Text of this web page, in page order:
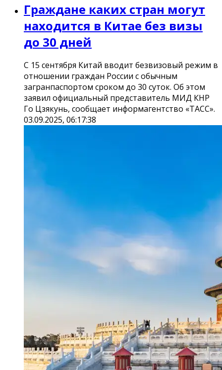
Граждане каких стран могут
находится в Китае без визы
до 30 дней
С 15 сентября Китай вводит безвизовый режим в
отношении граждан России с обычным
загранпаспортом сроком до 30 суток. Об этом
заявил официальный представитель МИД КНР
Го Цзякунь, сообщает информагентство «ТАСС».
03.09.2025, 06:17:38